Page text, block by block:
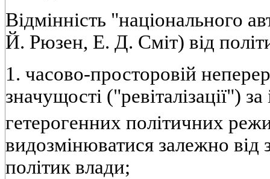
Відмінність "національного
Й. Рюзен, Е. Д. Сміт) від
1. часово-просторовій
значущості ("ревіталізації")
гетерогенних політичних
видозмінюватися залежно від
політик влади;